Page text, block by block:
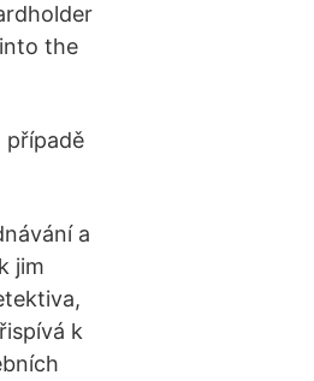
the
případě
a
jim
k